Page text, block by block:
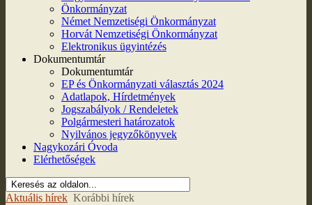
Önkormányzat
Német Nemzetiségi Önkormányzat
Horvát Nemzetiségi Önkormányzat
Elektronikus ügyintézés
Dokumentumtár
Dokumentumtár
EP és Önkormányzati választás 2024
Adatlapok, Hírdetmények
Jogszabályok / Rendeletek
Polgármesteri határozatok
Nyilvános jegyzőkönyvek
Nagykozári Óvoda
Elérhetőségek
Aktuális hírek Korábbi hírek